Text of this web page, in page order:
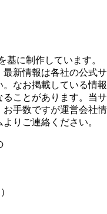
基に制作しています。
新情報は各社の公式サ
なお掲載している情報
ことがあります。当サ
手数ですが運営会社情
りご連絡ください。